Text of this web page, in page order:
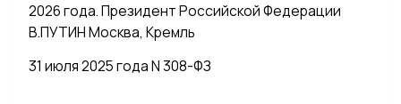
2026 года. Президент Российской Федерации
В.ПУТИН Москва, Кремль
31 июля 2025 года N 308-ФЗ